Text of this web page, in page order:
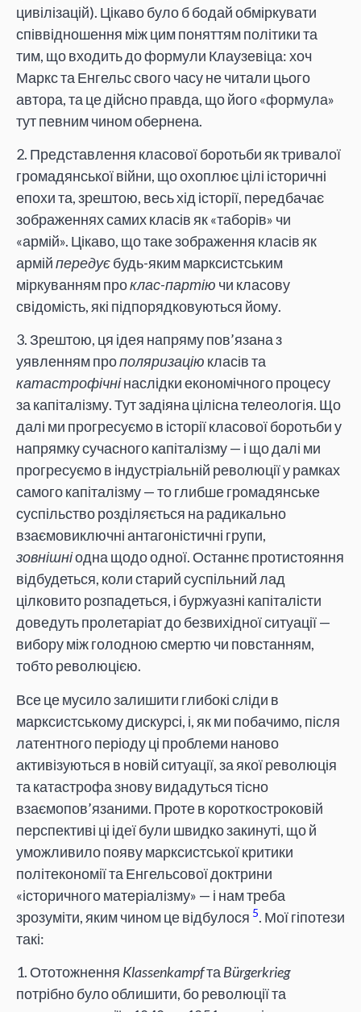
цивілізацій). Цікаво було б бодай обміркувати
співвідношення між цим поняттям політики та
тим, що входить до формули Клаузевіца: хоч
Маркс та Енгельс свого часу не читали цього
автора, та це дійсно правда, що його «формула»
тут певним чином обернена.
2. Представлення класової боротьби як тривалої
громадянської війни, що охоплює цілі історичні
епохи та, зрештою, весь хід історії, передбачає
зображеннях самих класів як «таборів» чи
«армій». Цікаво, що таке зображення класів як
армійпередуєбудь-яким марксистським
міркуванням проклас-партію чи класову
свідомість, які підпорядковуються йому.
3. Зрештою, ця ідея напряму пов’язана з
уявленням прополяризацію класів та
катастрофічнінаслідки економічного процесу
за капіталізму. Тут задіяна цілісна телеологія. Що
далі ми прогресуємо в історії класової боротьби у
напрямку сучасного капіталізму — і що далі ми
прогресуємо в індустріальній революції у рамках
самого капіталізму — то глибше громадянське
суспільство розділяється на радикально
взаємовиключні антагоністичні групи,
зовнішніодна щодо одної. Останнє протистояння
відбудеться, коли старий суспільний лад
цілковито розпадеться, і буржуазні капіталісти
доведуть пролетаріат до безвихідної ситуації —
вибору між голодною смертю чи повстанням,
тобто революцією.
Все це мусило залишити глибокі сліди в
марксистському дискурсі, і, як ми побачимо, після
латентного періоду ці проблеми наново
активізуються в новій ситуації, за якої революція
та катастрофа знову видадуться тісно
взаємопов’язаними. Проте в короткостроковій
перспективі ці ідеї були швидко закинуті, що й
уможливило появу марксистської критики
політекономії та Енгельсової доктрини
«історичного матеріалізму» — і нам треба
зрозуміти, яким чином це відбулося 5. Мої гіпотези
такі:
1. Ототожнення Klassenkampfта Bürgerkrieg
потрібно було облишити, бо революції та